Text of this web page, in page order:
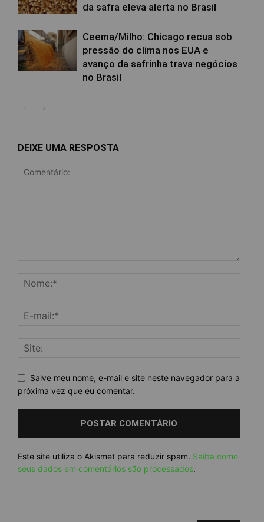
da safra eleva alerta no Brasil
Ceema/Milho: Chicago recua sob
pressão do clima nos EUA e
avanço da safrinha trava negócios
no Brasil
DEIXE UMA RESPOSTA
Salve meu nome, e-mail e site neste navegador para a
próxima vez que eu comentar.
Este site utiliza o Akismet para reduzir spam. Saiba como
seus dados em comentários são processados.